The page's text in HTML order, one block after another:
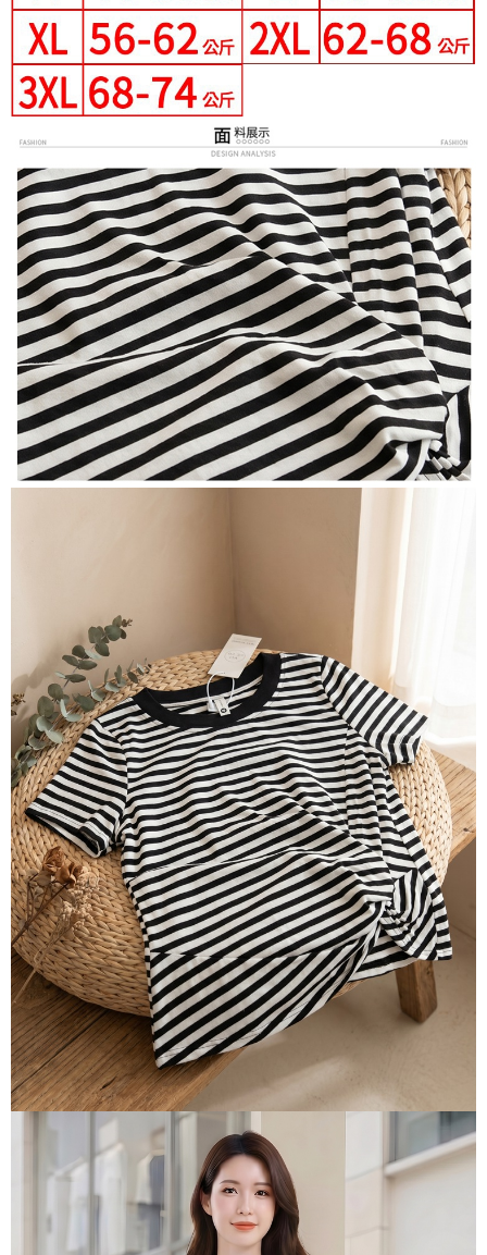
由本公司與您本人進行分期帳單所需資料之確認、核對及更正。
3.完整用戶服務條款，請詳閱以下連結：https://oppay.tw/userRule
客戶支援中心」https://netprotections.freshdesk.com/support/home
【注意事項】
１．透過由恩沛科技股份有限公司提供之「AFTEE先享後付」服務完成之交
易，需依本服務之必要範圍內提供個人資料，並將交易相關給付款項請求債
權轉讓予恩沛科技股份有限公司。
２．關於個人資料處理事宜，請瀏覽以下網址：
https://aftee.tw/terms/#terms3
３．未成年的使用者請事先徵得法定代理人或監護人之同意方可使用
「AFTEE先享後付」，若未經同意申辦者引起之損失，本公司不負相關責
任。
４．使用「AFTEE先享後付」時，將依據個別帳號之用戶狀況，依本公司即
時審查核予不同之上限額度；若仍有額度不足之情形，本公司將視審查結果
請求用戶進行身份認證。
５．嚴禁一人註冊多個帳號或使用他人資訊註冊。若發現惡意使用之情形，
恩沛科技股份有限公司將有權停止該用戶之使用額度並採取法律行動。
付款後萊爾富取貨
每筆NT$80，滿NT$699(含以上)免運費
7-11付款取貨
每筆NT$80，滿NT$699(含以上)免運費
付款後7-11取貨
每筆NT$80，滿NT$699(含以上)免運費
宅配
每筆NT$70，滿NT$699(含以上)免運費
離島-郵局寄送
每筆NT$90，滿NT$699(含以上)免運費